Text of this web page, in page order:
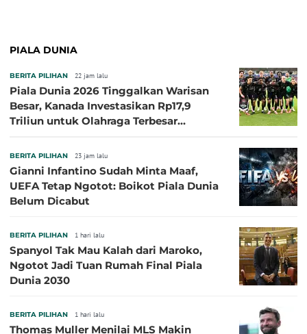
PIALA DUNIA
BERITA PILIHAN 22 jam lalu
Piala Dunia 2026 Tinggalkan Warisan
Besar, Kanada Investasikan Rp17,9
Triliun untuk Olahraga Terbesar
BERITA PILIHAN 23 jam lalu
Gianni Infantino Sudah Minta Maaf,
UEFA Tetap Ngotot: Boikot Piala Dunia
Belum Dicabut
BERITA PILIHAN 1 hari lalu
Spanyol Tak Mau Kalah dari Maroko,
Ngotot Jadi Tuan Rumah Final Piala
Dunia 2030
BERITA PILIHAN 1 hari lalu
Thomas Muller Menilai MLS Makin